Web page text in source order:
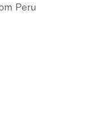
Peru